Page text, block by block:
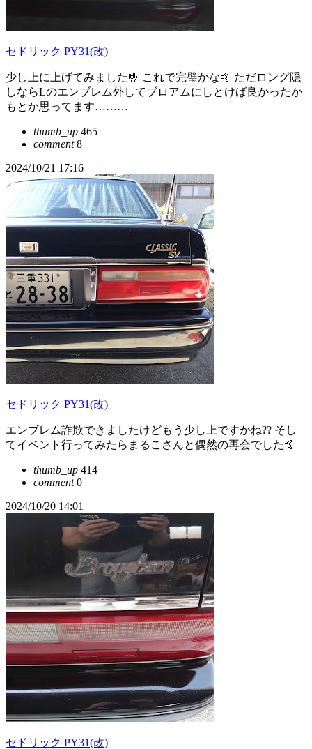
セドリック PY31(改)
少し上に上げてみました🤟 これで完璧かな🤙 ただロング隠
しならLのエンブレム外してブロアムにしとけば良かったか
もとか思ってます………
thumb_up 465
comment8
2024/10/21 17:16
セドリック PY31(改)
エンブレム詐欺できましたけどもう少し上ですかね?? そし
てイベント行ってみたらまるこさんと偶然の再会でした🤙
thumb_up 414
comment0
2024/10/20 14:01
セドリック PY31(改)